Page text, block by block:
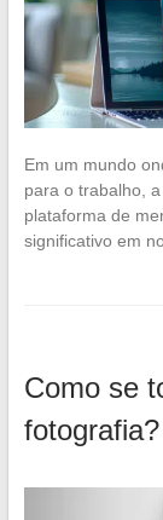
Em um mundo
para o trabalho,
plataforma de
significativo em
Como se
fotografia?